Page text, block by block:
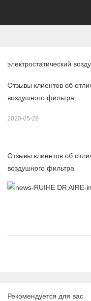
электростатический
Отзывы клиентов об
воздушного фильтра
2020-05-28
Отзывы клиентов об
воздушного фильтра
Рекомендуется для вас